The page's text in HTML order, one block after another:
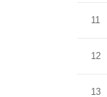
11
12
13